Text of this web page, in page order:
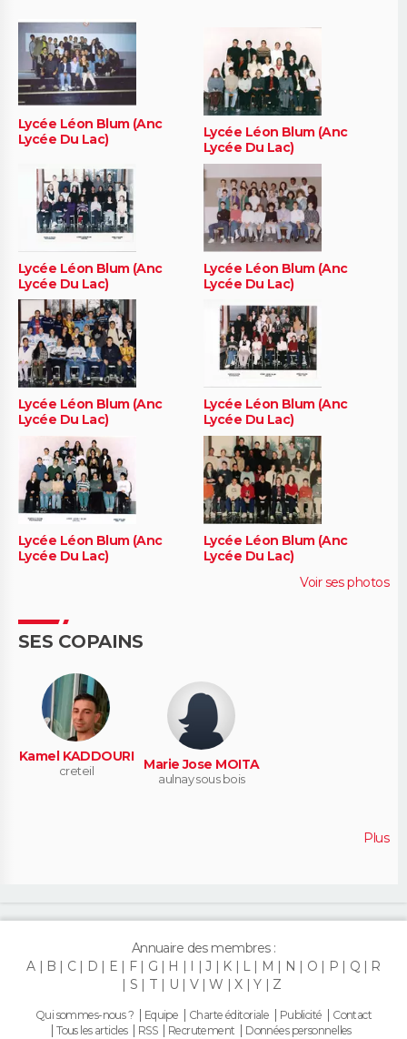
Lycée Léon Blum (Anc
Lycée Du Lac)
Lycée Léon Blum (Anc
Lycée Du Lac)
Lycée Léon Blum (Anc
Lycée Du Lac)
Lycée Léon Blum (Anc
Lycée Du Lac)
Lycée Léon Blum (Anc
Lycée Du Lac)
Lycée Léon Blum (Anc
Lycée Du Lac)
Lycée Léon Blum (Anc
Lycée Du Lac)
Lycée Léon Blum (Anc
Lycée Du Lac)
Voir ses photos
SES COPAINS
Kamel KADDOURI
creteil Marie Jose MOITA
aulnay sous bois
Plus
Annuaire des membres :
A
B C D E F G H I J K L M N O P Q
R
S
T U V W X Y Z
Qui sommes-nous ? Equipe Charte éditoriale Publicité
Contact
Tous les articles
RSS Recrutement Données personnelles